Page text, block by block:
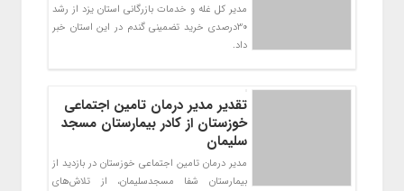
مدیر کل غله و خدمات بازرگانی استان یزد از رشد
30درصدی خرید تضمینی گندم در این استان خبر
داد.
تقدیر مدیر درمان تامین اجتماعی
خوزستان از کادر بیمارستان مسجد
سلیمان
مدیر درمان تامین اجتماعی خوزستان در بازدید از
بیمارستان شفا مسجدسلیمان، از تلاش‌های